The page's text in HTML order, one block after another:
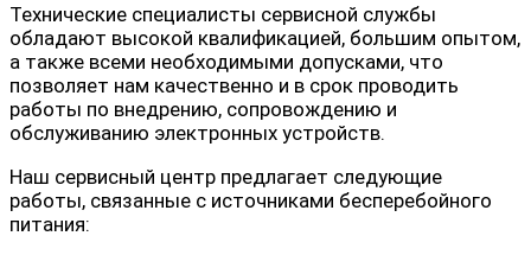
Технические специалисты сервисной службы
обладают высокой квалификацией, большим опытом,
а также всеми необходимыми допусками, что
позволяет нам качественно и в срок проводить
работы по внедрению, сопровождению и
обслуживанию электронных устройств.
Наш сервисный центр предлагает следующие
работы, связанные с источниками бесперебойного
питания: